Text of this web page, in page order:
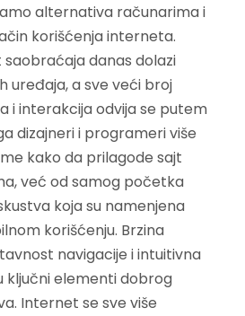
alternativa računarima i
korišćenja interneta.
danas dolazi
uređaja, a sve veći broj
i interakcija odvija se putem
dizajneri i programeri više
kako da prilagode sajt
već od samog početka
koja su namenjena
korišćenju. Brzina
navigacije i intuitivna
ključni elementi dobrog
Internet se sve više